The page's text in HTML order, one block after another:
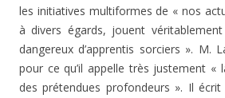
les initiatives multiformes de « nos
à divers égards, jouent
dangereux d’apprentis sorciers ». M.
pour ce qu’il appelle très justement «
des prétendues profondeurs ». Il